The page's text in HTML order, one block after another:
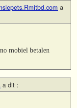
a
mobiel betalen
a dit :